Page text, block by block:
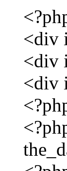
<div
<div
<div